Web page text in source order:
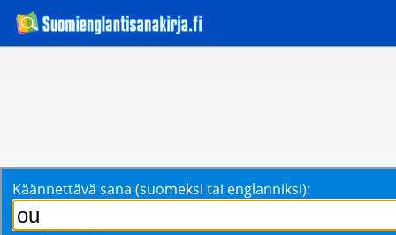
Käännettävä sana (suomeksi tai englanniksi):